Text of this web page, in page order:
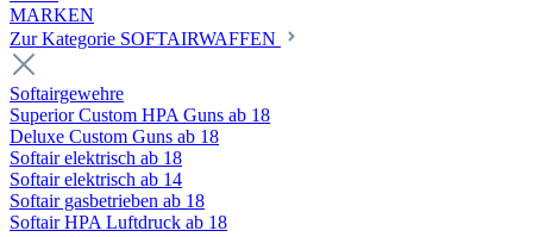
MARKEN
Zur Kategorie SOFTAIRWAFFEN
Softairgewehre
Superior Custom HPA Guns ab 18
Deluxe Custom Guns ab 18
Softair elektrisch ab 18
Softair elektrisch ab 14
Softair gasbetrieben ab 18
Softair HPA Luftdruck ab 18